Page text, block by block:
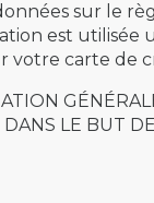
sur
est
votre carte
LE BUT